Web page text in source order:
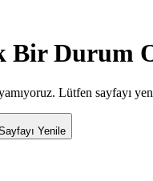
Bir Durum
Lütfen sayfayı
Yenile